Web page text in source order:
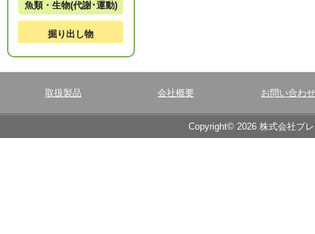
魚類・生物(代謝･運動)
掘り出し物
取扱製品 会社概要 お問い合わせ
Copyright© 2026 株式会社ブ